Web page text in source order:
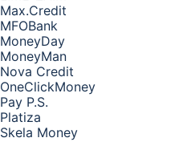
Max.Credit
MFOBank
MoneyDay
MoneyMan
Nova Credit
OneClickMoney
Pay P.S.
Platiza
Skela Money